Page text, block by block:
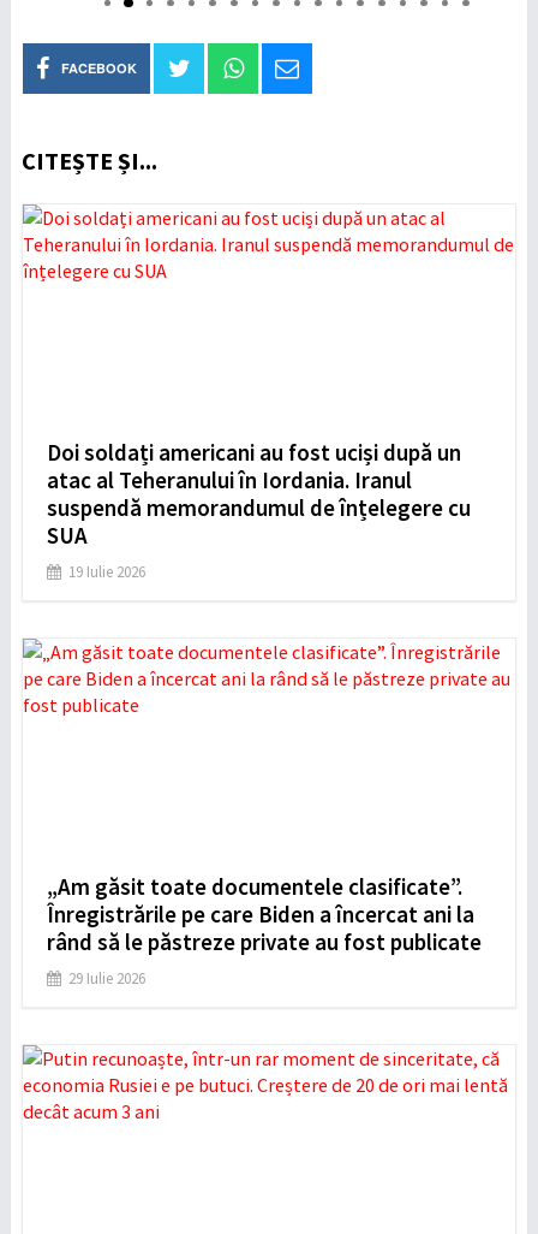
FACEBOOK
CITEȘTE ȘI...
Doi soldați americani au fost uciși după un
atac al Teheranului în Iordania. Iranul
suspendă memorandumul de înțelegere cu
SUA
19 Iulie 2026
„Am găsit toate documentele clasificate”.
Înregistrările pe care Biden a încercat ani la
rând să le păstreze private au fost publicate
29 Iulie 2026